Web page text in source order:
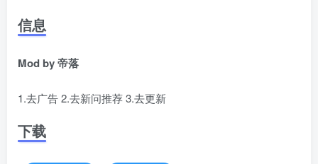
信息
Mod by 帝落
1.去广告 2.去新问推荐 3.去更新
下载